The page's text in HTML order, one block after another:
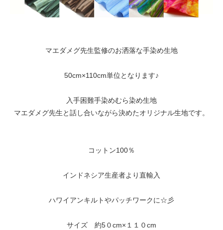
マエダメグ先生監修のお洒落な手染め生地
50cm×110cm単位となります♪
入手困難手染めむら染め生地
マエダメグ先生と話し合いながら決めたオリジナル生地です。
コットン100％
インドネシア生産者より直輸入
ハワイアンキルトやパッチワークに☆彡
サイズ 約5０cm×１１０cm